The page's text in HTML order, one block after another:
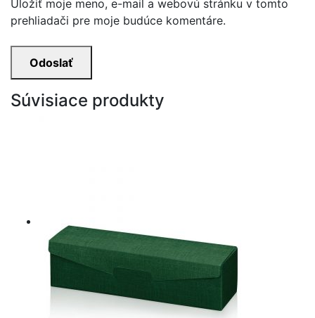
Uložiť moje meno, e-mail a webovú stránku v tomto
prehliadači pre moje budúce komentáre.
Súvisiace produkty